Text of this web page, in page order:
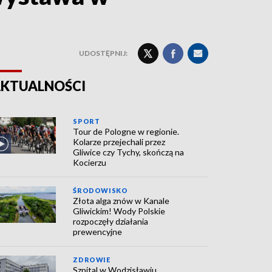
UDOSTĘPNIJ:
SPORT
Tour de Pologne w regionie.
Kolarze przejechali przez
Gliwice czy Tychy, skończą na
Kocierzu
ŚRODOWISKO
Złota alga znów w Kanale
Gliwickim! Wody Polskie
rozpoczęły działania
prewencyjne
ZDROWIE
Szpital w Wodzisławiu